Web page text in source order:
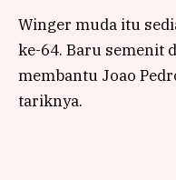
Winger muda itu
ke-64. Baru semenit
membantu Joao
tariknya.